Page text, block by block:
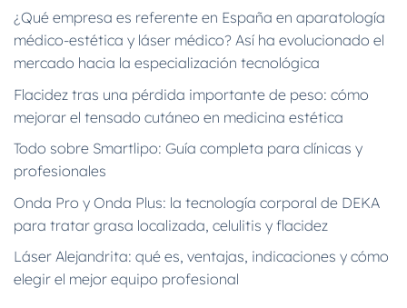
¿Qué empresa es referente en España en aparatología
médico-estética y láser médico? Así ha evolucionado el
mercado hacia la especialización tecnológica
Flacidez tras una pérdida importante de peso: cómo
mejorar el tensado cutáneo en medicina estética
Todo sobre Smartlipo: Guía completa para clínicas y
profesionales
Onda Pro y Onda Plus: la tecnología corporal de DEKA
para tratar grasa localizada, celulitis y flacidez
Láser Alejandrita: qué es, ventajas, indicaciones y cómo
elegir el mejor equipo profesional